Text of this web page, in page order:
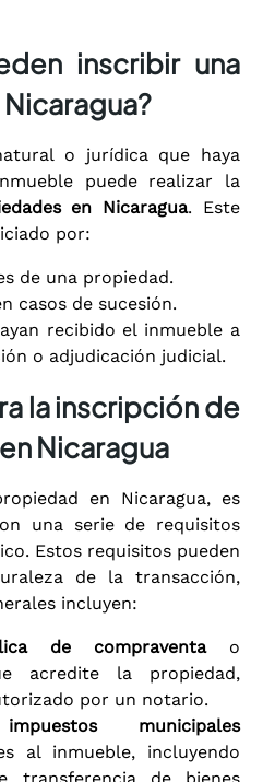
inscribir una
o jurídica que haya
puede realizar la
en Nicaragua. Este
por:
de una propiedad.
casos de sucesión.
recibido el inmueble a
o adjudicación judicial.
la inscripción de
Nicaragua
en Nicaragua, es
una serie de requisitos
Estos requisitos pueden
de la transacción,
incluyen:
de compraventao
acredite la propiedad,
por un notario.
municipales
al inmueble, incluyendo